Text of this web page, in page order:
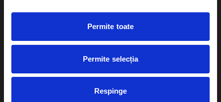
Permite toate
Permite selecția
Respinge
Despre noi
Contact